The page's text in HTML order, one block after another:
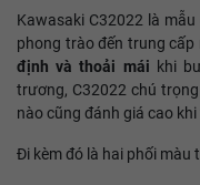
Kawasaki C32022 là
phong trào đến trung
định và thoải mái khi
trương, C32022 chú
nào cũng đánh giá cao
Đi kèm đó là hai phối màu